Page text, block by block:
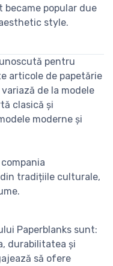
became popular due
style.
pentru
articole de papetărie
de la modele
clasică și
moderne și
tradițiile culturale,
Paperblanks sunt:
durabilitatea și
să ofere